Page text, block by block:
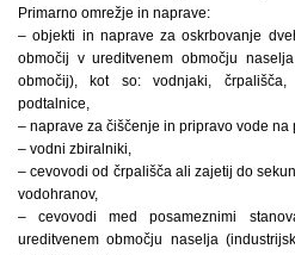
Primarno omrežje in naprave:
– objekti in naprave za oskrbovanje
območij v ureditvenem območju
območij), kot so: vodnjaki,
podtalnice,
– naprave za čiščenje in pripravo vode na
– vodni zbiralniki,
– cevovodi od črpališča ali zajetij do
vodohranov,
– cevovodi med posameznimi
ureditvenem območju naselja